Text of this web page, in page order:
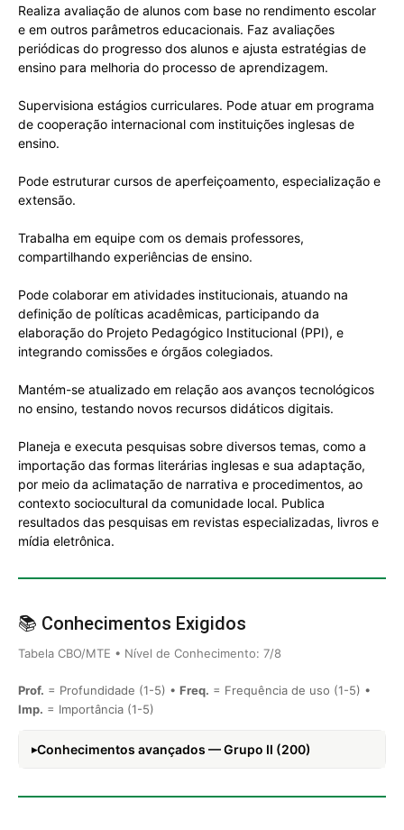
Realiza avaliação de alunos com base no rendimento escolar
e em outros parâmetros educacionais. Faz avaliações
periódicas do progresso dos alunos e ajusta estratégias de
ensino para melhoria do processo de aprendizagem.
Supervisiona estágios curriculares. Pode atuar em programa
de cooperação internacional com instituições inglesas de
ensino.
Pode estruturar cursos de aperfeiçoamento, especialização e
extensão.
Trabalha em equipe com os demais professores,
compartilhando experiências de ensino.
Pode colaborar em atividades institucionais, atuando na
definição de políticas acadêmicas, participando da
elaboração do Projeto Pedagógico Institucional (PPI), e
integrando comissões e órgãos colegiados.
Mantém-se atualizado em relação aos avanços tecnológicos
no ensino, testando novos recursos didáticos digitais.
Planeja e executa pesquisas sobre diversos temas, como a
importação das formas literárias inglesas e sua adaptação,
por meio da aclimatação de narrativa e procedimentos, ao
contexto sociocultural da comunidade local. Publica
resultados das pesquisas em revistas especializadas, livros e
mídia eletrônica.
📚 Conhecimentos Exigidos
Tabela CBO/MTE • Nível de Conhecimento: 7/8
Prof. = Profundidade (1-5) • Freq. = Frequência de uso (1-5) •
Imp. = Importância (1-5)
Conhecimentos avançados — Grupo II (200)